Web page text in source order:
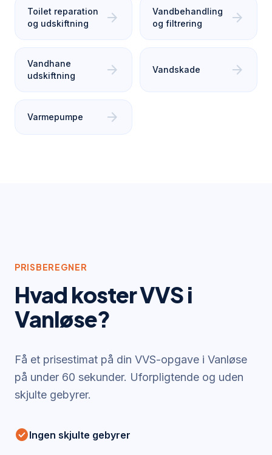
Toilet reparation
og udskiftning
arrow_forward
Vandbehandling
og filtrering
arrow_forward
Vandhane
udskiftning
arrow_forward Vandskade arrow_forward
Varmepumpe arrow_forward
PRISBEREGNER
Hvad koster VVS i
Vanløse?
Få et prisestimat på din VVS-opgave i Vanløse
på under 60 sekunder. Uforpligtende og uden
skjulte gebyrer.
check_circleIngen skjulte gebyrer